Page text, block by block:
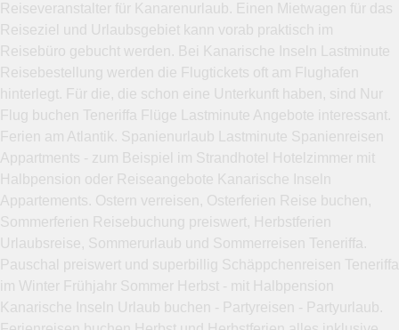
Reiseveranstalter für Kanarenurlaub. Einen Mietwagen für das
Reiseziel und Urlaubsgebiet kann vorab praktisch im
Reisebüro gebucht werden. Bei Kanarische Inseln Lastminute
Reisebestellung werden die Flugtickets oft am Flughafen
hinterlegt. Für die, die schon eine Unterkunft haben, sind Nur
Flug buchen Teneriffa Flüge Lastminute Angebote interessant.
Ferien am Atlantik. Spanienurlaub Lastminute Spanienreisen
Appartments - zum Beispiel im Strandhotel Hotelzimmer mit
Halbpension oder Reiseangebote Kanarische Inseln
Appartements. Ostern verreisen, Osterferien Reise buchen,
Sommerferien Reisebuchung preiswert, Herbstferien
Urlaubsreise, Sommerurlaub und Sommerreisen Teneriffa.
Pauschal preiswert und superbillig Schäppchenreisen Teneriffa
im Winter Frühjahr Sommer Herbst - mit Halbpension
Kanarische Inseln Urlaub buchen - Partyreisen - Partyurlaub.